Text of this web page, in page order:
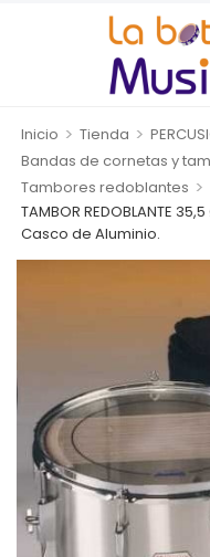
Inicio > Tienda >
Bandas de cornetas y
Tambores redoblantes >
TAMBOR REDOBLANTE
Casco de Aluminio.